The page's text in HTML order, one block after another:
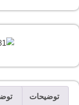
توضیحات